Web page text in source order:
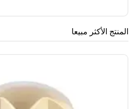
المنتج الأكثر مبيعا